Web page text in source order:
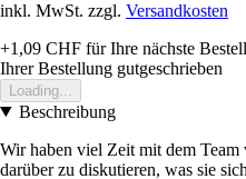
inkl. MwSt. zzgl. Versandkosten
+1,09 CHF für Ihre nächste
Ihrer Bestellung gutgeschrieben
Loading...
Beschreibung
Wir haben viel Zeit mit dem
darüber zu diskutieren, was sie